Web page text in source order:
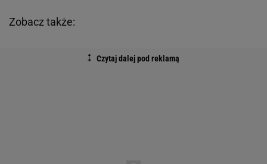
Zobacz także: